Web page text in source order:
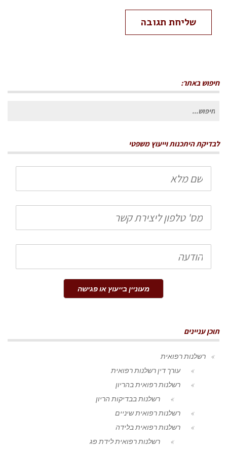
חיפוש באתר:
חיפוש
לבדיקת היתכנות וייעוץ משפטי
שם
מלא
טלפון
הודעה
מעוניין בייעוץ או פגישה
תוכן עניינים
רשלנות רפואית
עורך דין רשלנות רפואית
רשלנות רפואית בהריון
רשלנות בבדיקות הריון
רשלנות רפואית שיניים
רשלנות רפואית בלידה
רשלנות רפואית לידת פג